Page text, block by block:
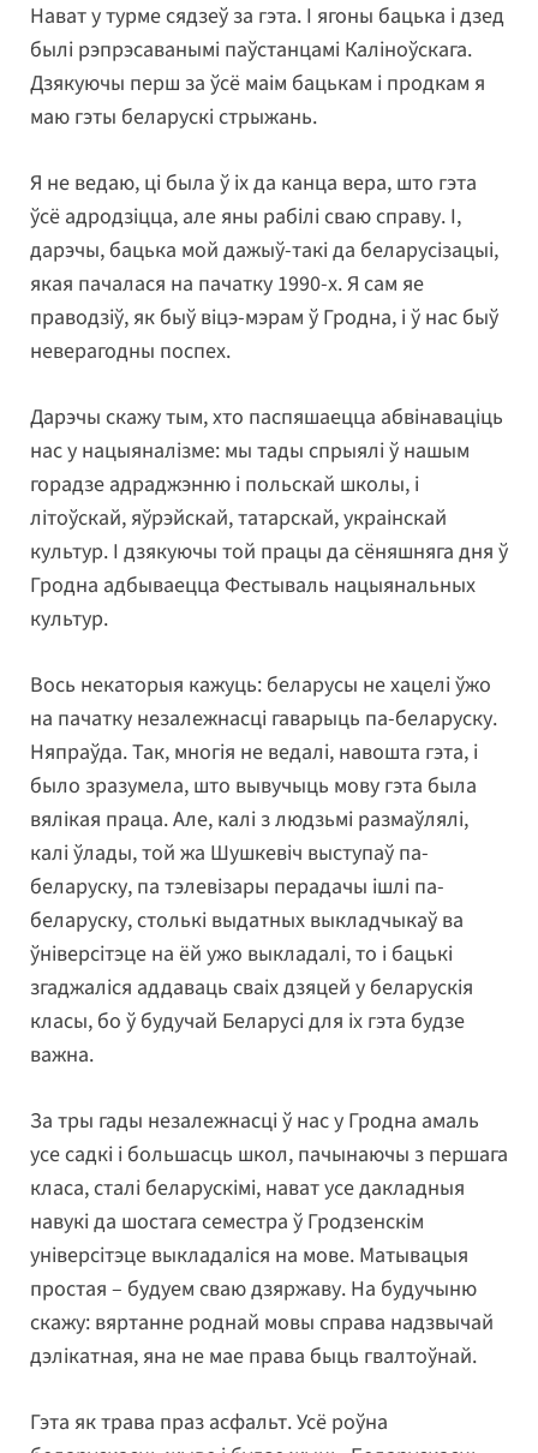
Нават у турме сядзеў за гэта. І ягоны бацька і дзед
былі рэпрэсаванымі паўстанцамі Каліноўскага.
Дзякуючы перш за ўсё маім бацькам і продкам я
маю гэты беларускі стрыжань.
Я не ведаю, ці была ў іх да канца вера, што гэта
ўсё адродзіцца, але яны рабілі сваю справу. І,
дарэчы, бацька мой дажыў-такі да беларусізацыі,
якая пачалася на пачатку 1990-х. Я сам яе
праводзіў, як быў віцэ-мэрам ў Гродна, і ў нас быў
неверагодны поспех.
Дарэчы скажу тым, хто паспяшаецца абвінаваціць
нас у нацыяналізме: мы тады спрыялі ў нашым
горадзе адраджэнню і польскай школы, і
літоўскай, яўрэйскай, татарскай, украінскай
культур. І дзякуючы той працы да сёняшняга дня ў
Гродна адбываецца Фестываль нацыянальных
культур.
Вось некаторыя кажуць: беларусы не хацелі ўжо
на пачатку незалежнасці гаварыць па-беларуску.
Няпраўда. Так, многія не ведалі, навошта гэта, і
было зразумела, што вывучыць мову гэта была
вялікая праца. Але, калі з людзьмі размаўлялі,
калі ўлады, той жа Шушкевіч выступаў па-
беларуску, па тэлевізары перадачы ішлі па-
беларуску, столькі выдатных выкладчыкаў ва
ўніверсітэце на ёй ужо выкладалі, то і бацькі
згаджаліся аддаваць сваіх дзяцей у беларускія
класы, бо ў будучай Беларусі для іх гэта будзе
важна.
За тры гады незалежнасці ў нас у Гродна амаль
усе садкі і большасць школ, пачынаючы з першага
класа, сталі беларускімі, нават усе дакладныя
навукі да шостага семестра ў Гродзенскім
універсітэце выкладаліся на мове. Матывацыя
простая – будуем сваю дзяржаву. На будучыню
скажу: вяртанне роднай мовы справа надзвычай
дэлікатная, яна не мае права быць гвалтоўнай.
Гэта як трава праз асфальт. Усё роўна